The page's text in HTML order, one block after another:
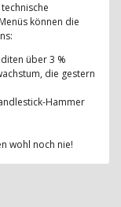
können die
über 3 %
die gestern
Hammer
wohl noch nie!